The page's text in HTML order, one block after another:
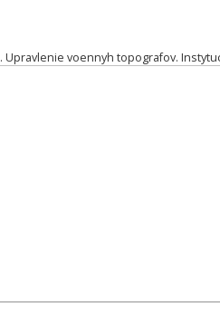
Upravlenie voennyh topografov.